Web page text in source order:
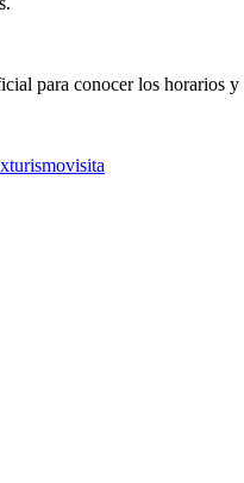
para conocer los horarios y
turismovisita